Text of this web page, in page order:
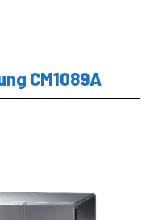
CM1089A